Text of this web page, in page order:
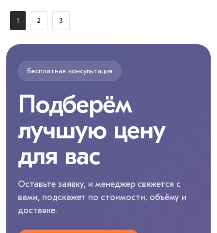
1 2 3
Бесплатная консультация
Подберём
лучшую цену
для вас
Оставьте заявку, и менеджер свяжется с
вами, подскажет по стоимости, объёму и
доставке.